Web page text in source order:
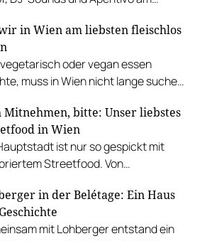
„Fridays for Furmint“ u. v. m.
in Wien am liebsten fleischlos
oder vegan essen
muss in Wien nicht lange suchen.
Mitnehmen, bitte: Unser liebstes
in Wien
ist nur so gespickt mit
Streetfood. Von
bis hin zu syrischer Marktküche.
in der Belétage: Ein Haus
mit Lohberger entstand ein